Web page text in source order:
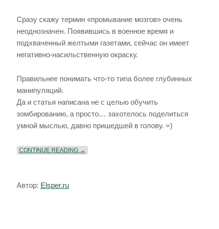
Сразу скажу термин «промывание мозгов» очень
неоднозначен. Появившись в военное время и
подхваченный желтыми газетами, сейчас он имеет
негативно-насильственную окраску.
Правильнее понимать что-то типа более глубинных
манипуляций.
Да и статья написана не с целью обучить
зомбированию, а просто… захотелось поделиться
умной мыслью, давно пришедшей в голову. =)
CONTINUE READING «КАК ПРОИСХОДИТ «ПРОМЫВАНИЕ
→
Автор: Elsper.ru